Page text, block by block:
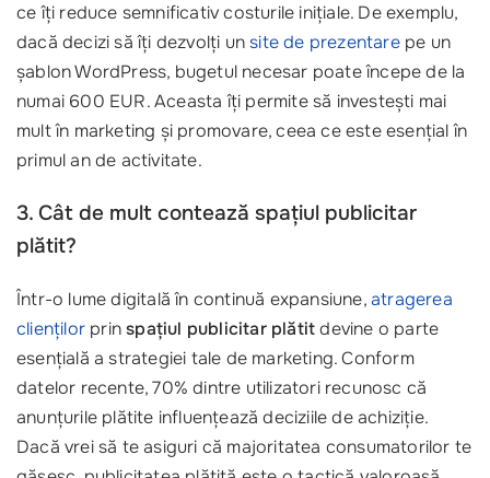
ce îți reduce semnificativ costurile inițiale. De exemplu,
dacă decizi să îți dezvolți unsite de prezentarepe un
șablon WordPress, bugetul necesar poate începe de la
numai 600 EUR. Aceasta îți permite să investești mai
mult în marketing și promovare, ceea ce este esențial în
primul an de activitate.
3. Cât de mult contează spațiul publicitar
plătit?
Într-o lume digitală în continuă expansiune,atragerea
clienților prinspațiul publicitar plătitdevine o parte
esențială a strategiei tale de marketing. Conform
datelor recente, 70% dintre utilizatori recunosc că
anunțurile plătite influențează deciziile de achiziție.
Dacă vrei să te asiguri că majoritatea consumatorilor te